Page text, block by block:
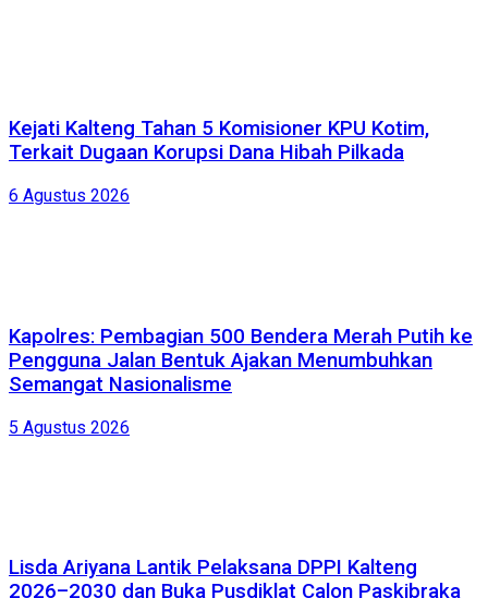
Kejati Kalteng Tahan 5 Komisioner KPU Kotim,
Terkait Dugaan Korupsi Dana Hibah Pilkada
6 Agustus 2026
Kapolres: Pembagian 500 Bendera Merah Putih ke
Pengguna Jalan Bentuk Ajakan Menumbuhkan
Semangat Nasionalisme
5 Agustus 2026
Lisda Ariyana Lantik Pelaksana DPPI Kalteng
2026–2030 dan Buka Pusdiklat Calon Paskibraka